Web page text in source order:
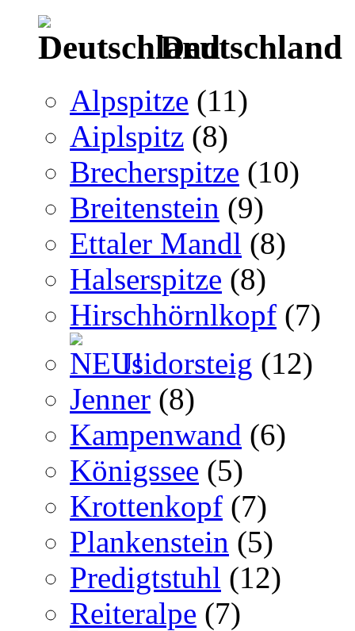
Deutschland
Alpspitze (11)
Aiplspitz (8)
Brecherspitze (10)
Breitenstein (9)
Ettaler Mandl (8)
Halserspitze (8)
Hirschhörnlkopf (7)
Isidorsteig (12)
Jenner (8)
Kampenwand (6)
Königssee (5)
Krottenkopf (7)
Plankenstein (5)
Predigtstuhl (12)
Reiteralpe (7)